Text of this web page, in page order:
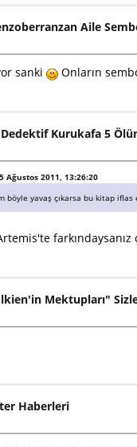
Aile
sanki Onların
Kurukafa 5
Ağustos 2011, 13:26:20
böyle yavaş çıkarsa bu kitap
Mektupları"
Haberleri